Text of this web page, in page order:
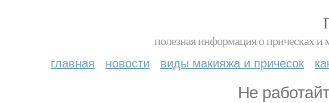
полезная информация о прическах и
главная новости виды макияжа и причесок
Не